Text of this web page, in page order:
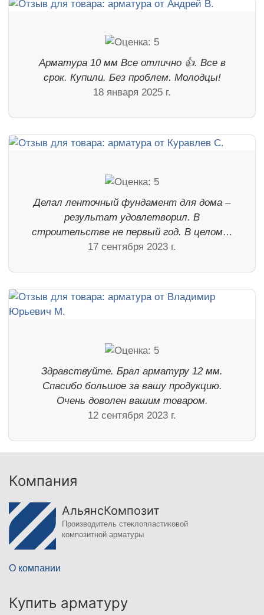
Арматура 10 мм Все отлично 👍. Все в
срок. Купили. Без проблем. Молодцы!
18 января 2025 г.
Делал ленточный фундамент для дома –
результат удовлетворил. В
строительстве не первый год. В целом…
17 сентября 2023 г.
Здравствуйте. Брал арматуру 12 мм.
Спасибо большое за вашу продукцию.
Очень доволен вашим товаром.
12 сентября 2023 г.
Компания
АльянсКомпозит
Производитель стеклопластиковой
композитной арматуры
О компании
Купить арматуру